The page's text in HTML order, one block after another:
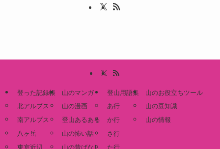
登った記録帳
北アルプス
南アルプス
八ヶ岳
東京近辺
山のマンガ
山の漫画
登山あるある
山の怖い話
山の昔ばなし
登山用語集
あ行
か行
さ行
た行
山のお役立ちツール
山の豆知識
山の情報